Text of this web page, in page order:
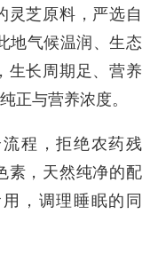
灵芝原料，严选自
地气候温润、生态
生长周期足、营养
正与营养浓度。
程，拒绝农药残
素，天然纯净的配
，调理睡眠的同